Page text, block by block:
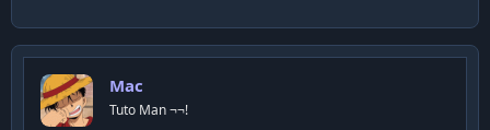
Mac
Tuto Man ¬¬!